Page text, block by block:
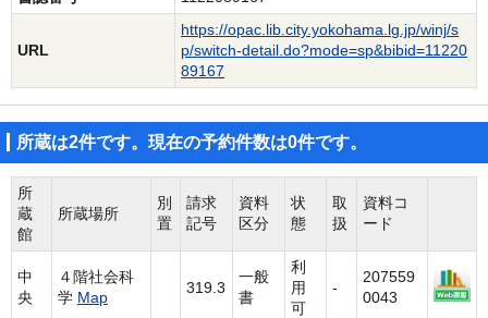
URL
https://opac.lib.city.yokohama.lg.jp/winj/s
p/switch-detail.do?mode=sp&bibid=11220
89167
所蔵は2件です。現在の予約件数は0件です。
所
蔵
館
所蔵場所
別
置
請求
記号
資料
区分
状
態
取
扱
資料コ
ード
中
央
４階社会科
学 Map
319.3
一般
書
利
用
可
-
207559
0043